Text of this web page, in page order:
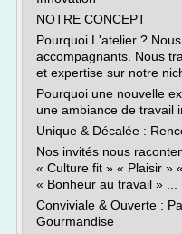
NOTRE CONCEPT
Pourquoi L'atelier ?
accompagnants. Nous
et expertise sur notre
Pourquoi une nouvelle
une ambiance de travail
Unique & Décalée :
Nos invités nous
« Culture fit » « Plaisir »
« Bonheur au travail » ...
Conviviale & Ouverte :
Gourmandise